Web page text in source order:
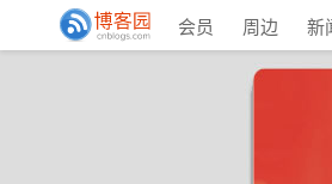
会员 周边 新